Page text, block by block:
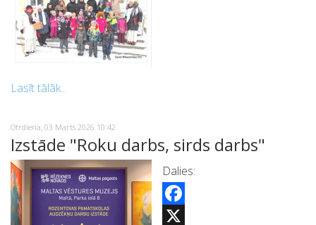
Lasīt tālāk...
Otrdiena, 03 Marts 2026 10:42
Izstāde "Roku darbs, sirds darbs"
Dalies:
Facebook